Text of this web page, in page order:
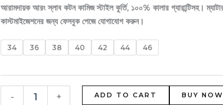
আরামদায়ক আরং স্লাব কটন কামিজ স্টাইল কুর্তি, ১০০% কালার গ্যারান্টিসহ।
কাস্টমাইজেশনের জন্য ফেসবুক পেজে যোগাযোগ করুন।
34 36 38 40 42 44 46
- + ADD TO CART BUY NOW